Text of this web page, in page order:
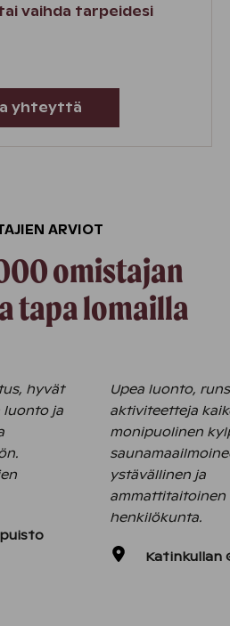
vaihda tarpeidesi
yhteyttä
ARVIOT
omistajan
tapa lomailla
hyvät
luonto ja
Upea luonto,
aktiviteetteja
monipuolinen
ystävällinen ja
ammattitaitoinen
henkilökunta.
Katinkullan